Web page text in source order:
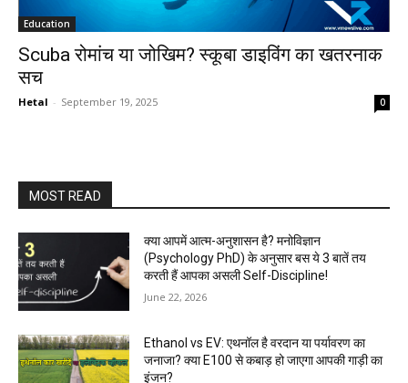
Education
Scuba रोमांच या जोखिम? स्कूबा डाइविंग का खतरनाक
सच
Hetal - September 19, 2025 0
MOST READ
क्या आपमें आत्म-अनुशासन है? मनोविज्ञान
(Psychology PhD) के अनुसार बस ये 3 बातें तय
करती हैं आपका असली Self-Discipline!
June 22, 2026
Ethanol vs EV: एथनॉल है वरदान या पर्यावरण का
जनाजा? क्या E100 से कबाड़ हो जाएगा आपकी गाड़ी का
इंजन?